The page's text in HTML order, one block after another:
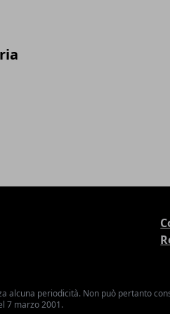
periodicità. Non può pertanto
7 marzo 2001.